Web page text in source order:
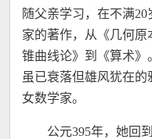
随父亲学习，在不满
家的著作，从《几何原
锥曲线论》到《算术》
虽已衰落但雄风犹在
女数学家。
公元395年，她回